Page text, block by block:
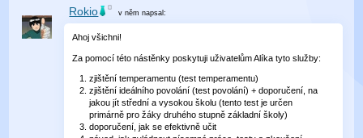
Rokio v němnapsal:
Ahoj všichni!
Za pomocí této nástěnky poskytuji uživatelům Alíka tyto služby:
zjištění temperamentu (test temperamentu)
zjištění ideálního povolání (test povolání) + doporučení, na
jakou jít střední a vysokou školu (tento test je určen
primárně pro žáky druhého stupně základní školy)
doporučení, jak se efektivně učit